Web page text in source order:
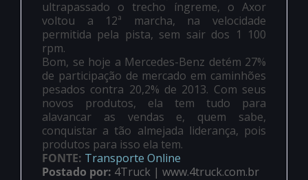
ultrapassado o trecho íngreme, o Axor
voltou a 12ª marcha, na velocidade
permitida pela pista, sem sair dos 1 100
rpm.
Bom, se hoje a Mercedes-Benz detém 27%
de participação de mercado em caminhões
pesados contra 20,2% de 2013. Com seus
novos produtos, ela tem tudo para
alavancar as vendas e, quem sabe,
conquistar a tão almejada liderança, pois
produtos para isso ela tem.
FONTE: Transporte Online
Postado por: 4Truck | www.4truck.com.br